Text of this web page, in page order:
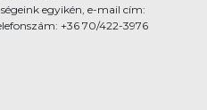
egyikén, e-mail cím:
+36 70/422-3976